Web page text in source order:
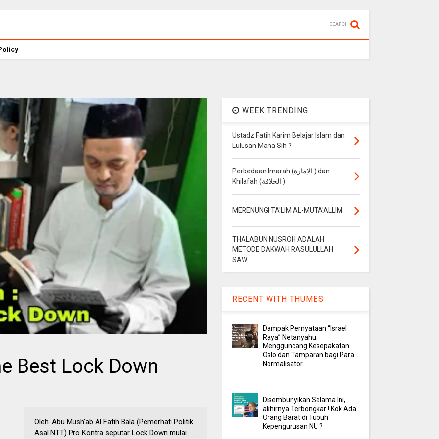
SEARCH
Best Lock Down
Oleh: Abu Mush'ab Al Fatih Bala (Pemerhati Politik
Asal NTT) Pro Kontra seputar Lock Down mulai
WEEK TRENDING
Ustadz Fatih Karim Belajar Islam dan
Lulusan Mana Sih ?
Perbedaan Imarah (الإمارة ) dan
Khilafah (الخلافة )
MERENUNGI TA'LIM AL-MUTA'ALLIM
THALABUN NUSROH ADALAH
METODE DAKWAH RASULULLAH
SAW
RECENT WITH THUMBS
Dampak Pernyataan “Israel
Raya” Netanyahu:
Mengguncang Kesepakatan
Oslo dan Tamparan bagi Para
Normalisator
Disembunyikan Selama Ini,
akhirnya Terbongkar ! Kok Ada
Orang Barat di Tubuh
Kepengurusan NU ?